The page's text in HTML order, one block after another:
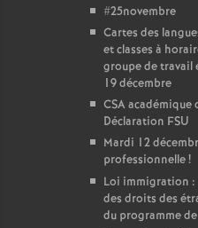
#25novembre
Cartes des
et classes à
groupe de travail
19 décembre
CSA académique
Déclaration FSU
Mardi 12
professionnelle!
Loi immigration :
des droits des
du programme